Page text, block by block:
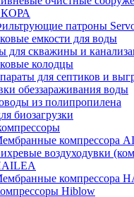
патроны
емкости для воды
для скважины и
колодцы
для септиков и
обеззараживания воды
из полипропилена
биозагрузки
компрессора
воздуходувки
компрессора
Hiblow